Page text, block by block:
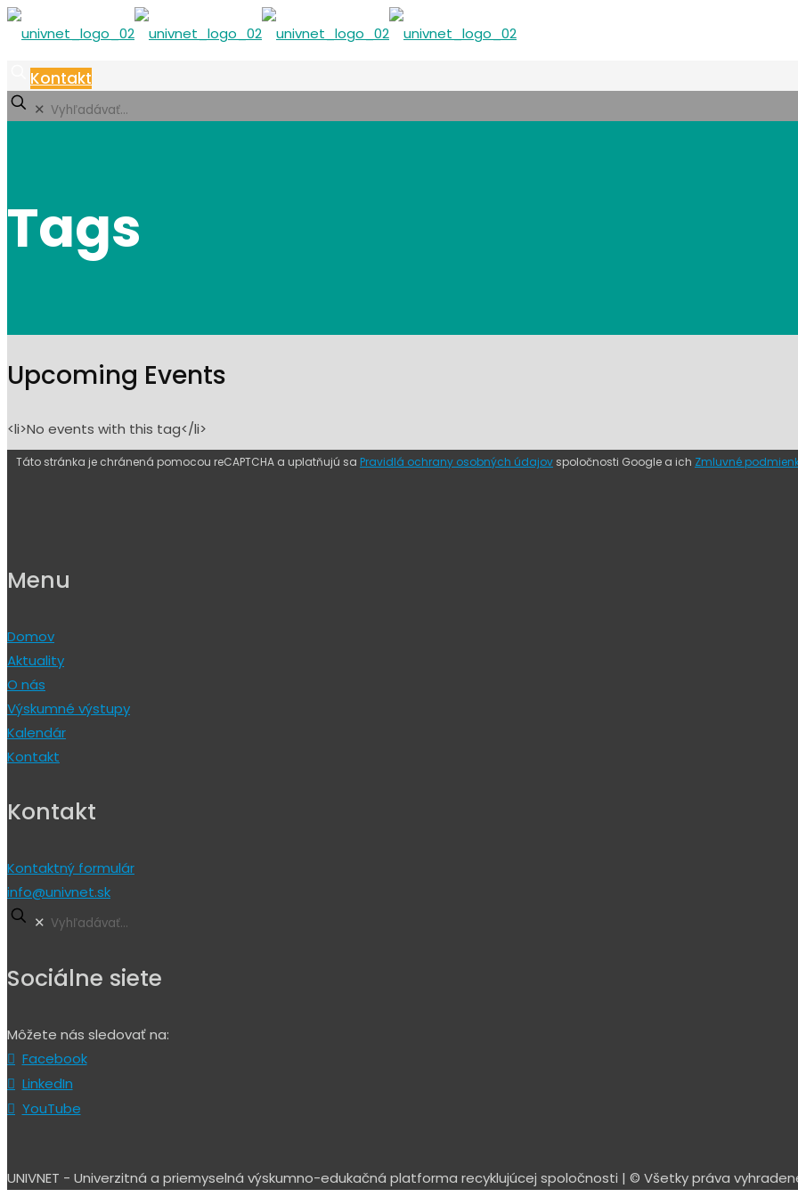
Kontakt
✕
Tags
Upcoming Events
<li>No events with this tag</li>
Táto stránka je chránená pomocou reCAPTCHA a uplatňujú sa Pravidlá ochrany osobných údajov spoločnosti Google a ich Zmluvné
Menu
Domov
Aktuality
O nás
Výskumné výstupy
Kalendár
Kontakt
Kontakt
Kontaktný formulár
info@univnet.sk
✕
Sociálne siete
Môžete nás sledovať na:
Facebook
LinkedIn
YouTube
UNIVNET - Univerzitná a priemyselná výskumno-edukačná platforma recyklujúcej spoločnosti | © Všetky práva